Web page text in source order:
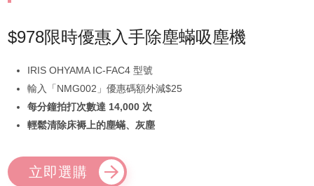
$978限時優惠入手除塵蟎吸塵機
IRIS OHYAMA IC-FAC4 型號
輸入「NMG002」優惠碼額外減$25
每分鐘拍打次數達 14,000 次
輕鬆清除床褥上的塵蟎、灰塵
立即選購